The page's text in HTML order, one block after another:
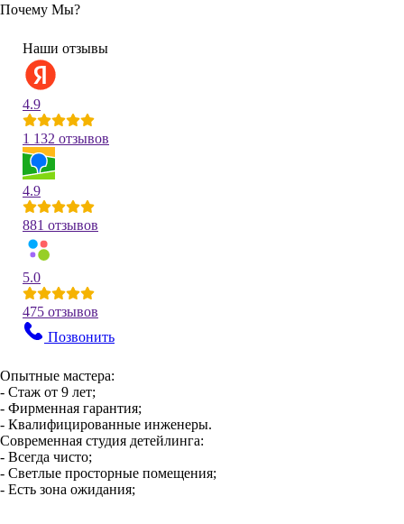
Почему Мы?
Наши отзывы
4.9
1 132 отзывов
4.9
881 отзывов
5.0
475 отзывов
Позвонить
Опытные мастера:
- Стаж от 9 лет;
- Фирменная гарантия;
- Квалифицированные инженеры.
Современная студия детейлинга:
- Всегда чисто;
- Светлые просторные помещения;
- Есть зона ожидания;